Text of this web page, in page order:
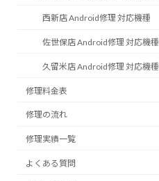
西新店 Android修理 対応機種
佐世保店 Android修理 対応機種
久留米店 Android修理 対応機種
修理料金表
修理の流れ
修理実績一覧
よくある質問